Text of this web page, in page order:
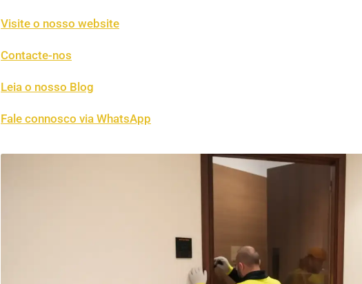
Visite o nosso website
Contacte-nos
Leia o nosso Blog
Fale connosco via WhatsApp